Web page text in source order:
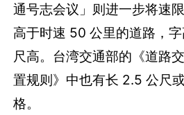
通号志会议」则进一步将速
高于时速 50 公里的道路，
尺高。台湾交通部的《道路
置规则》中也有长 2.5 公尺
格。